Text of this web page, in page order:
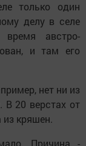
только один
делу в селе
австро-
и там его
нет ни из
В 20 верстах от
из кряшен.
Причина -